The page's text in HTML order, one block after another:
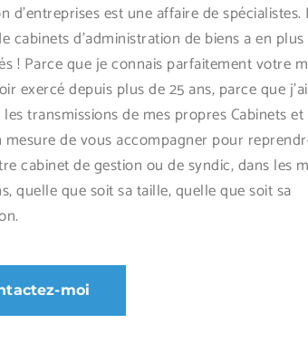
d’entreprises est une affaire de spécialistes.
cabinets d’administration de biens a en plus
! Parce que je connais parfaitement votre
exercé depuis plus de 25 ans, parce que
transmissions de mes propres Cabinets et
mesure de vous accompagner pour
cabinet de gestion ou de syndic, dans les
quelle que soit sa taille, quelle que soit sa
moi